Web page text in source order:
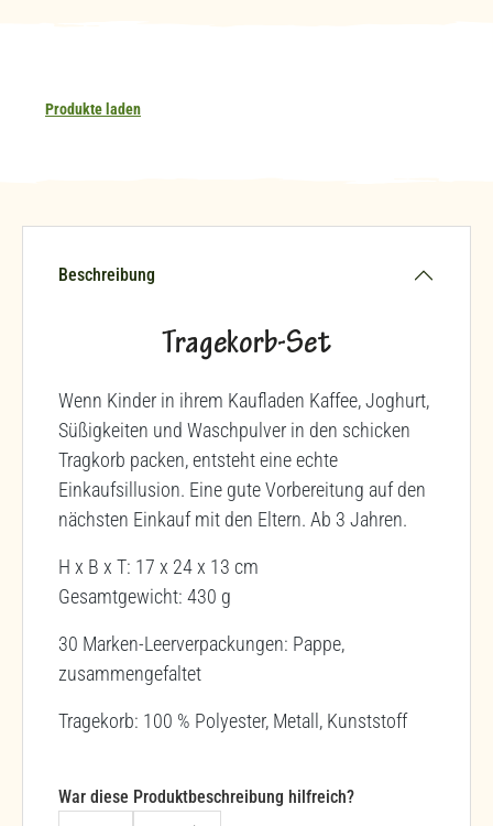
Produkte laden
Beschreibung
Tragekorb-Set
Wenn Kinder in ihrem Kaufladen Kaffee, Joghurt,
Süßigkeiten und Waschpulver in den schicken
Tragkorb packen, entsteht eine echte
Einkaufsillusion. Eine gute Vorbereitung auf den
nächsten Einkauf mit den Eltern. Ab 3 Jahren.
H x B x T: 17 x 24 x 13 cm
Gesamtgewicht: 430 g
30 Marken-Leerverpackungen: Pappe,
zusammengefaltet
Tragekorb: 100 % Polyester, Metall, Kunststoff
War diese Produktbeschreibung hilfreich?